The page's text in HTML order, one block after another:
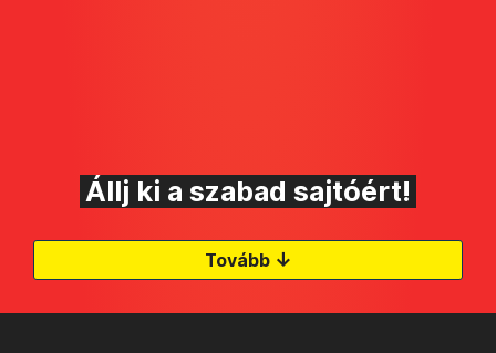
Állj ki a szabad sajtóért!
Tovább ↓